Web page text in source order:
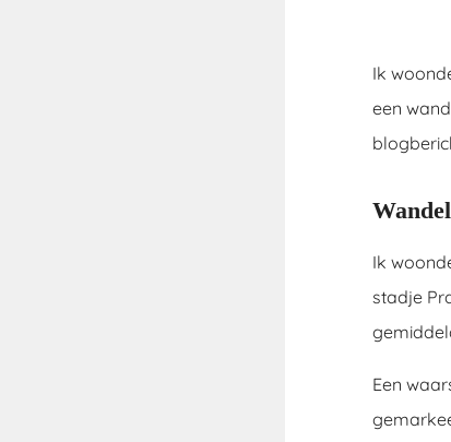
Ik
een
Ik
stadje
Een